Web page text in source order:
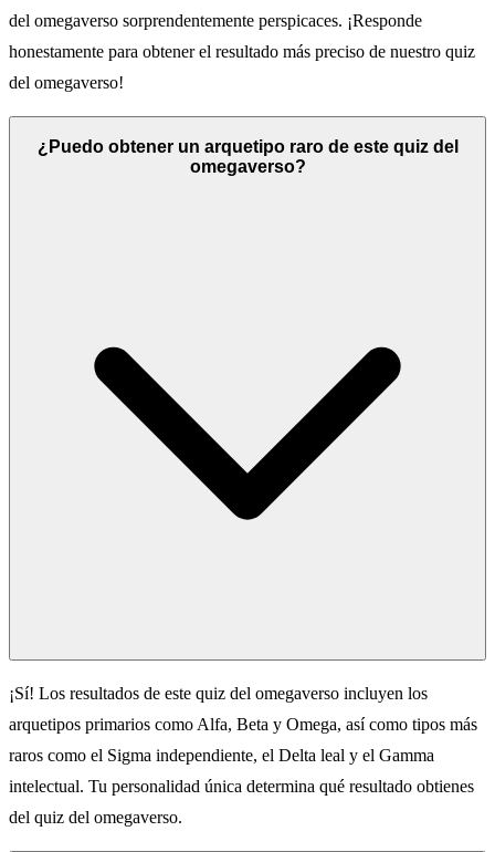
del omegaverso sorprendentemente perspicaces. ¡Responde
honestamente para obtener el resultado más preciso de nuestro quiz
del omegaverso!
¿Puedo obtener un arquetipo raro de este quiz del
omegaverso?
¡Sí! Los resultados de este quiz del omegaverso incluyen los
arquetipos primarios como Alfa, Beta y Omega, así como tipos más
raros como el Sigma independiente, el Delta leal y el Gamma
intelectual. Tu personalidad única determina qué resultado obtienes
del quiz del omegaverso.